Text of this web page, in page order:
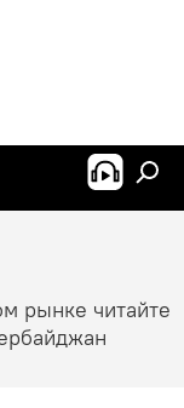
рынке читайте